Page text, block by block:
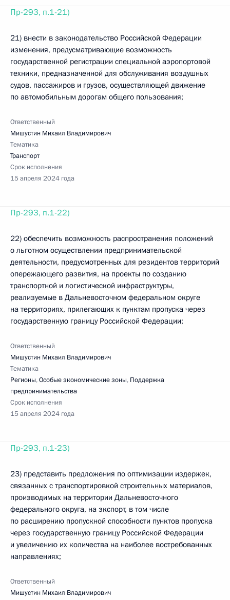
Пр-293, п.1-21)
21) внести в законодательство Российской Федерации
изменения, предусматривающие возможность
государственной регистрации специальной аэропортовой
техники, предназначенной для обслуживания воздушных
судов, пассажиров и грузов, осуществляющей движение
по автомобильным дорогам общего пользования;
Ответственный
Мишустин Михаил Владимирович
Тематика
Транспорт
Срок исполнения
15 апреля 2024 года
Пр-293, п.1-22)
22) обеспечить возможность распространения положений
о льготном осуществлении предпринимательской
деятельности, предусмотренных для резидентов территорий
опережающего развития, на проекты по созданию
транспортной и логистической инфраструктуры,
реализуемые в Дальневосточном федеральном округе
на территориях, прилегающих к пунктам пропуска через
государственную границу Российской Федерации;
Ответственный
Мишустин Михаил Владимирович
Тематика
Регионы,Особые экономические зоны, Поддержка
предпринимательства
Срок исполнения
15 апреля 2024 года
Пр-293, п.1-23)
23) представить предложения по оптимизации издержек,
связанных с транспортировкой строительных материалов,
производимых на территории Дальневосточного
федерального округа, на экспорт, в том числе
по расширению пропускной способности пунктов пропуска
через государственную границу Российской Федерации
и увеличению их количества на наиболее востребованных
направлениях;
Ответственный
Мишустин Михаил Владимирович